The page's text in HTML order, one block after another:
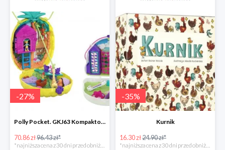
-27%
Polly Pocket. GKJ63 Kompaktowa torebka, mix
70.86 zł96.43 zł*
*najniższa cena z 30 dni przed obniżką
-35%
Kurnik
16.30 zł24.90 zł*
*najniższa cena z 30 dni przed obniżką